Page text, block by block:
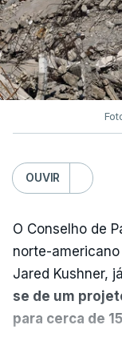
OUVIR
O Conselho de
norte-
Jared Kushner,
se de um
para cerca de